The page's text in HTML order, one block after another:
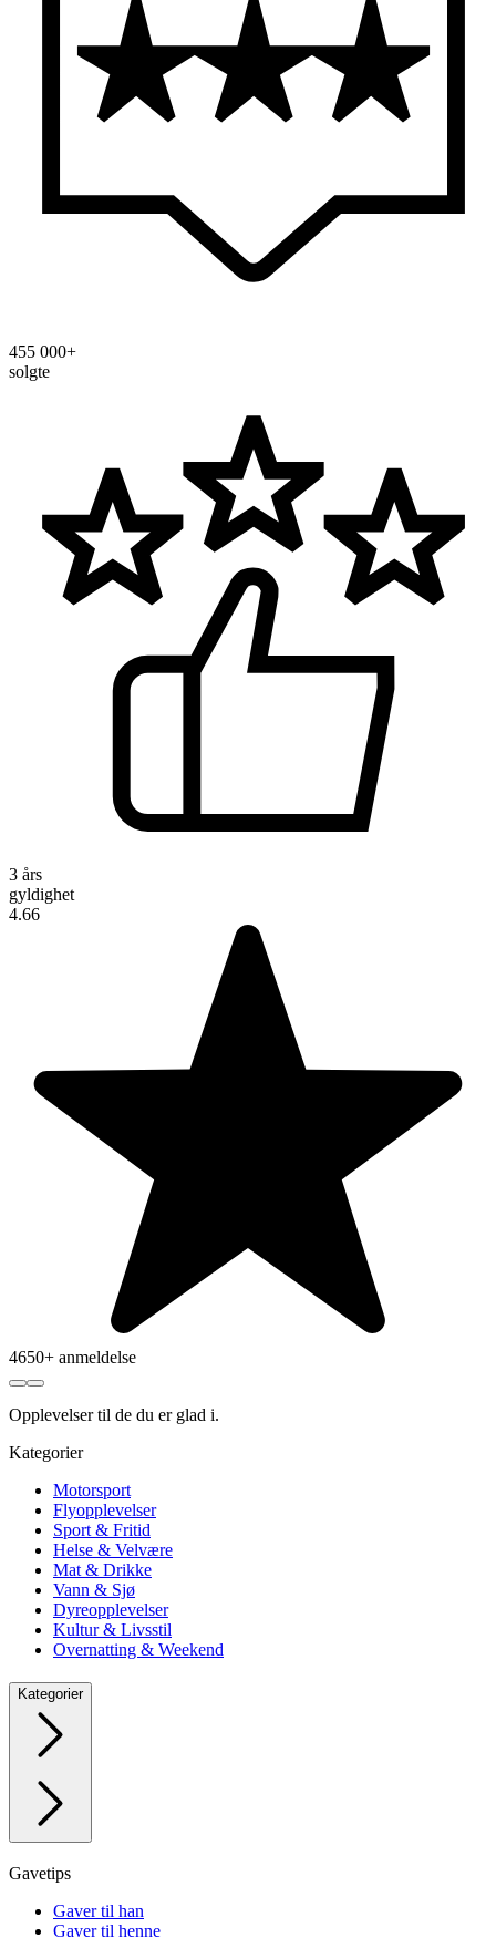
455 000+
solgte
3 års
gyldighet
4.66
4650+ anmeldelse
Opplevelsertil de du er glad i.
Kategorier
Motorsport
Flyopplevelser
Sport & Fritid
Helse & Velvære
Mat & Drikke
Vann & Sjø
Dyreopplevelser
Kultur & Livsstil
Overnatting & Weekend
Kategorier
Gavetips
Gaver til han
Gaver til henne